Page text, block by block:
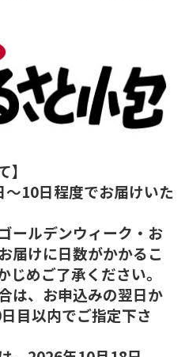
】
10日程度でお届けいた
ールデンウィーク・お
届けに日数がかかるこ
じめご了承ください。
は、お申込みの翌日か
目以内でご指定下さ